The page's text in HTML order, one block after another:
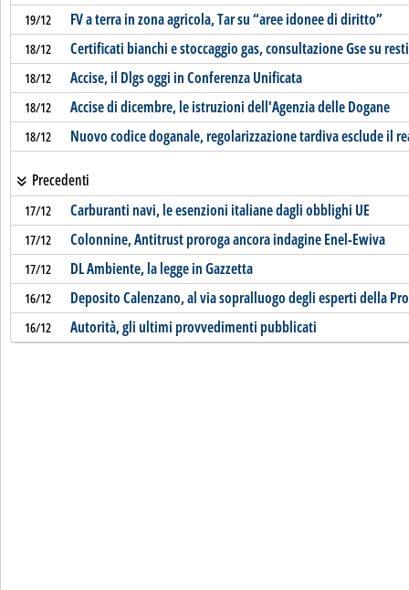
19/12 FV a terra in zona agricola, Tar su “aree idonee di diritto”
18/12 Certificati bianchi e stoccaggio gas, consultazione Gse su
18/12 Accise, il Dlgs oggi in Conferenza Unificata
18/12 Accise di dicembre, le istruzioni dell'Agenzia delle Dogane
18/12 Nuovo codice doganale, regolarizzazione tardiva esclude il
Precedenti
17/12 Carburanti navi, le esenzioni italiane dagli obblighi UE
17/12 Colonnine, Antitrust proroga ancora indagine Enel-Ewiva
17/12 DL Ambiente, la legge in Gazzetta
16/12 Deposito Calenzano, al via sopralluogo degli esperti della
16/12 Autorità, gli ultimi provvedimenti pubblicati